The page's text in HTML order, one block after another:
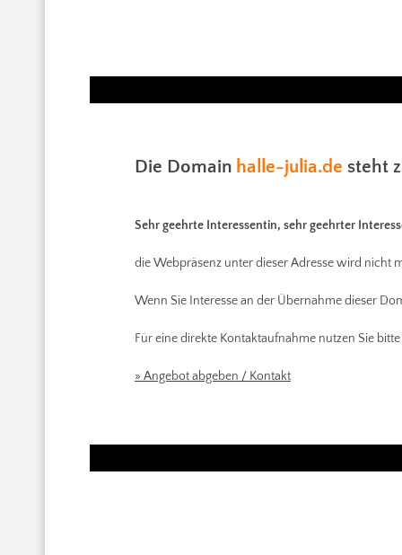
Die Domain halle-julia.de steht
Sehr geehrte Interessentin, sehr geehrter
die Webpräsenz unter dieser Adresse wird nicht
Wenn Sie Interesse an der Übernahme dieser
Für eine direkte Kontaktaufnahme nutzen Sie
» Angebot abgeben / Kontakt